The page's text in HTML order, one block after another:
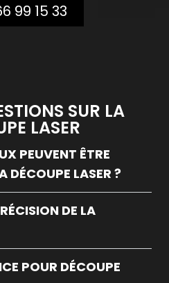
99 15 33
SUR LA
LASER
PEUVENT ÊTRE
DÉCOUPE LASER ?
DE LA
POUR DÉCOUPE